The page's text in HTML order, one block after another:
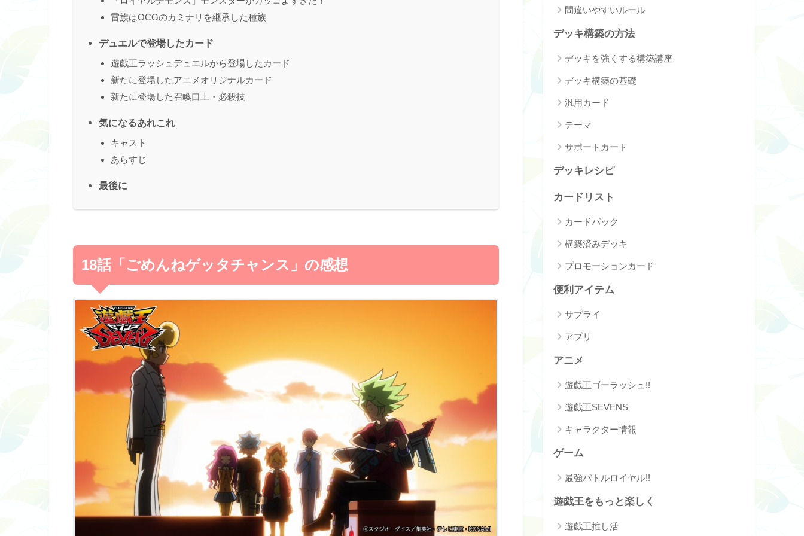
雷族はOCGのカミナリを継承した種族
デュエルで登場したカード
遊戯王ラッシュデュエルから登場したカード
新たに登場したアニメオリジナルカード
新たに登場した召喚口上・必殺技
気になるあれこれ
キャスト
あらすじ
最後に
18話「ごめんねゲッタチャンス」の感想
間違いやすいルール
デッキ構築の方法
デッキを強くする構築講座
デッキ構築の基礎
汎用カード
テーマ
サポートカード
デッキレシピ
カードリスト
カードパック
構築済みデッキ
プロモーションカード
便利アイテム
サプライ
アプリ
アニメ
遊戯王ゴーラッシュ!!
遊戯王SEVENS
キャラクター情報
ゲーム
最強バトルロイヤル!!
遊戯王をもっと楽しく
遊戯王推し活